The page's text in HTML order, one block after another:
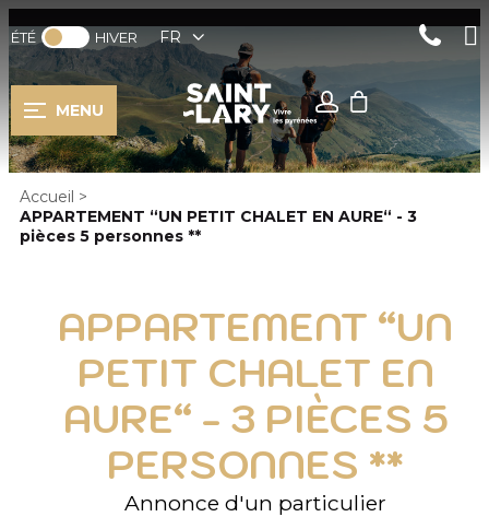
ÉTÉ HIVER FR
MENU
Accueil >
APPARTEMENT “UN PETIT CHALET EN AURE“ - 3
pièces 5 personnes **
APPARTEMENT “UN
PETIT CHALET EN
AURE“ - 3 PIÈCES 5
PERSONNES **
Annonce d'un particulier